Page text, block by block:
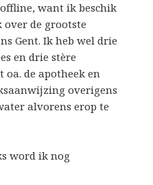
want ik beschik
de grootste
Gent. Ik heb wel drie
en drie stère
de apotheek en
overigens
alvorens erop te
word ik nog